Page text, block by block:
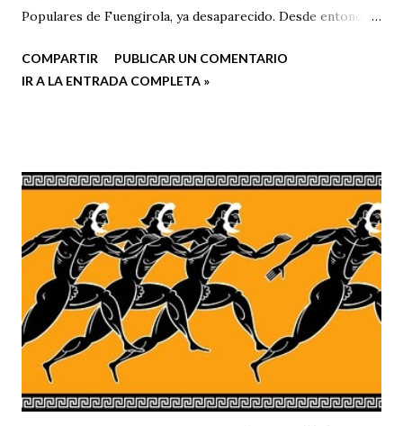
Populares de Fuengirola, ya desaparecido. Desde entonces,
Solidaria de Fuengirola , no se había promocionado el
COMPARTIR
PUBLICAR UN COMENTARIO
IR A LA ENTRADA COMPLETA »